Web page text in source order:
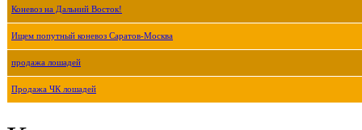
Коневоз на Дальний Восток!
Ищем попутный коневоз Саратов-Москва
продажа лошадей
Продажа ЧК лошадей